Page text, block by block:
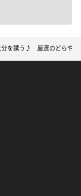
分を誘う♪ 厳選のどらやき